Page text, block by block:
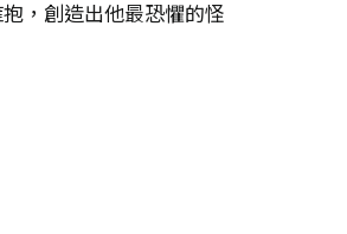
，創造出他最恐懼的怪